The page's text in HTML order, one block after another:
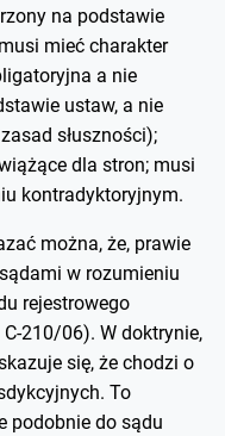
na podstawie
mieć charakter
a nie
ustaw, a nie
słuszności);
dla stron; musi
kontradyktoryjnym.
można, że, prawie
w rozumieniu
rejestrowego
210/06). W doktrynie,
się, że chodzi o
To
podobnie do sądu